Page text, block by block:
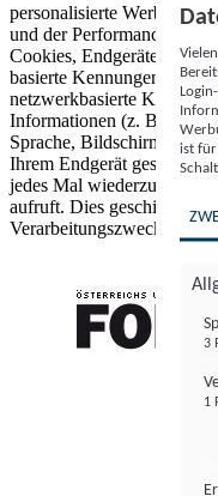
personalisierte Werbung
und der Performance von
Cookies, Endgeräte- oder
basierte Kennungen,
netzwerkbasierte
Informationen (z. B.
Sprache, Bildschirmgröße,
Ihrem Endgerät
jedes Mal
aufruft. Dies geschieht für
Verarbeitungszwecke.
ist für
3
1
FONDS